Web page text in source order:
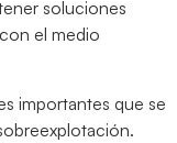
soluciones
el medio
importantes que se